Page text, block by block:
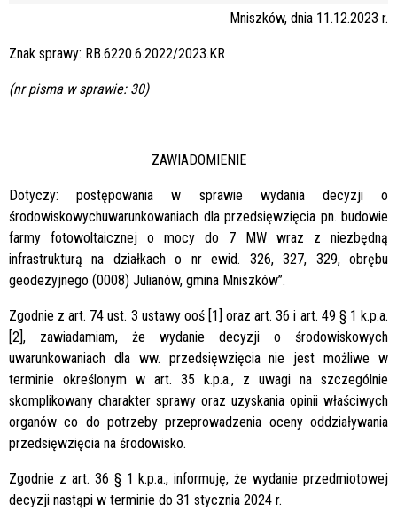
Mniszków, dnia 11.12.2023 r.
Znak sprawy: RB.6220.6.2022/2023.KR
(nr pisma w sprawie: 30)
ZAWIADOMIENIE
Dotyczy: postępowania w sprawie wydania decyzji o
środowiskowychuwarunkowaniach dla przedsięwzięcia pn. budowie
farmy fotowoltaicznej o mocy do 7 MW wraz z niezbędną
infrastrukturą na działkach o nr ewid. 326, 327, 329, obrębu
geodezyjnego (0008) Julianów, gmina Mniszków”.
Zgodnie z art. 74 ust. 3 ustawy ooś [1] oraz art. 36 i art. 49 § 1 k.p.a.
[2], zawiadamiam, że wydanie decyzji o środowiskowych
uwarunkowaniach dla ww. przedsięwzięcia nie jest możliwe w
terminie określonym w art. 35 k.p.a., z uwagi na szczególnie
skomplikowany charakter sprawy oraz uzyskania opinii właściwych
organów co do potrzeby przeprowadzenia oceny oddziaływania
przedsięwzięcia na środowisko.
Zgodnie z art. 36 § 1 k.p.a., informuję, że wydanie przedmiotowej
decyzji nastąpi w terminie do 31 stycznia 2024 r.